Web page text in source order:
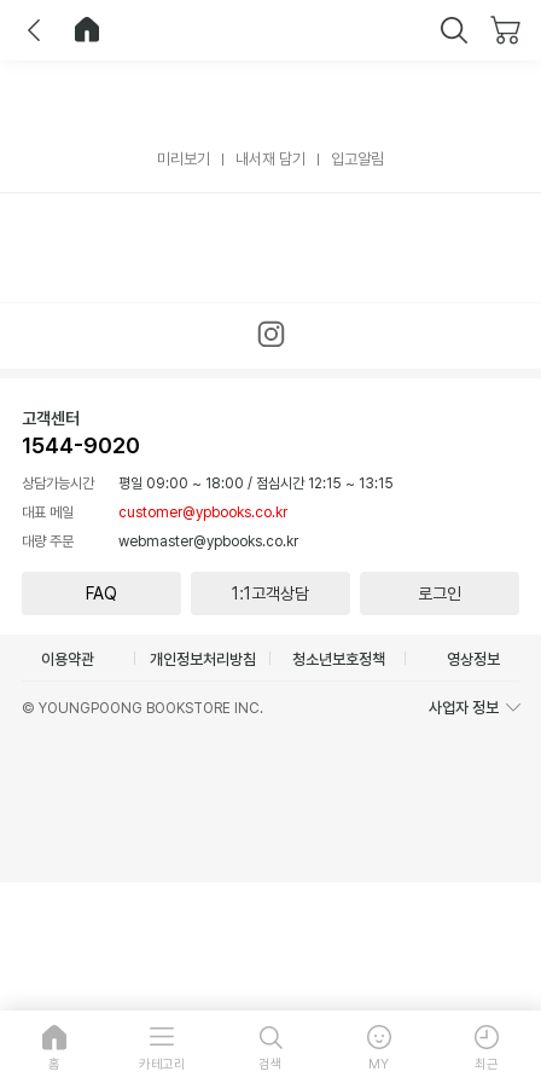
미리보기 내서재 담기 입고알림
고객센터
1544-9020
상담가능시간 평일 09:00 ~ 18:00 / 점심시간 12:15 ~ 13:15
대표 메일
customer@ypbooks.co.kr
대량 주문
webmaster@ypbooks.co.kr
FAQ 1:1고객상담 로그인
이용약관 개인정보처리방침 청소년보호정책 영상정보
© YOUNGPOONG BOOKSTORE INC. 사업자 정보
홈 카테고리 검색 MY 최근